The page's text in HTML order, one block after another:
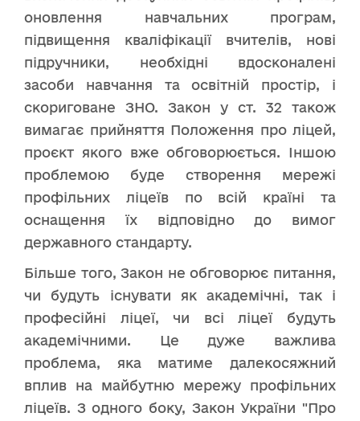
оновлення навчальних програм,
підвищення кваліфікації вчителів, нові
підручники, необхідні вдосконалені
засоби навчання та освітній простір, і
скориговане ЗНО. Закон у ст. 32 також
вимагає прийняття Положення про ліцей,
проєкт якого вже обговорюється. Іншою
проблемою буде створення мережі
профільних ліцеїв по всій країні та
оснащення їх відповідно до вимог
державного стандарту.
Більше того, Закон не обговорює питання,
чи будуть існувати як академічні, так і
професійні ліцеї, чи всі ліцеї будуть
академічними. Це дуже важлива
проблема, яка матиме далекосяжний
вплив на майбутню мережу профільних
ліцеїв. З одного боку, Закон України "Про